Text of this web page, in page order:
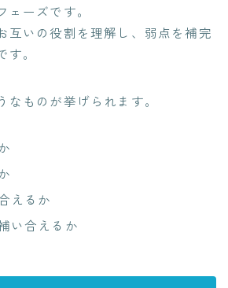
ーズです。
互いの役割を理解し、弱点を補完
。
ものが挙げられます。
えるか
い合えるか